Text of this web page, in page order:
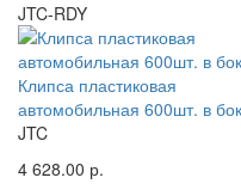
JTC-RDY
Клипса пластиковая
автомобильная 600шт. в
JTC
4 628.00 р.